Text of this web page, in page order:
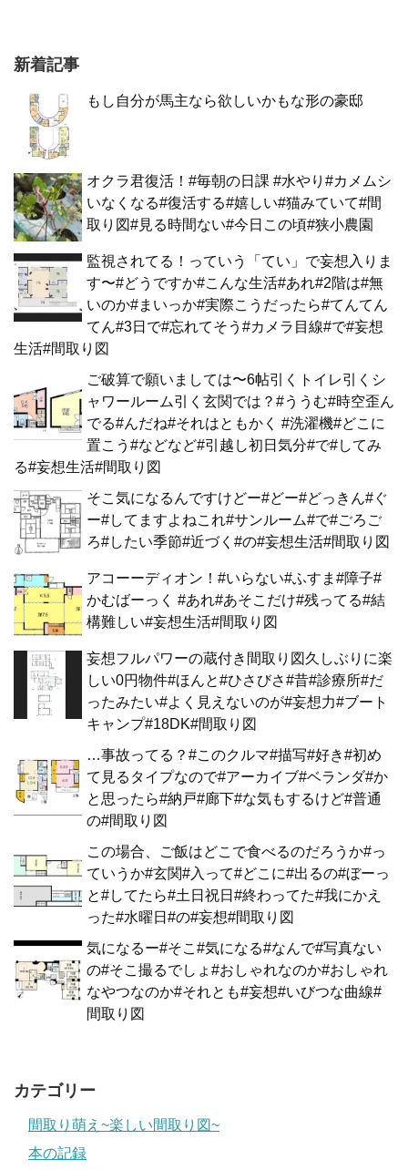
新着記事
もし自分が馬主なら欲しいかもな形の豪邸
オクラ君復活！#毎朝の日課 #水やり#カメムシ
いなくなる#復活する#嬉しい#猫みていて#間
取り図#見る時間ない#今日この頃#狭小農園
監視されてる！っていう「てい」で妄想入りま
す〜#どうですか#こんな生活#あれ#2階は#無
いのか#まいっか#実際こうだったら#てんてん
てん#3日で#忘れてそう#カメラ目線#で#妄想
生活#間取り図
ご破算で願いましては〜6帖引くトイレ引くシ
ャワールーム引く玄関では？#ううむ#時空歪ん
でる#んだね#それはともかく #洗濯機#どこに
置こう#などなど#引越し初日気分#で#してみ
る#妄想生活#間取り図
そこ気になるんですけどー#どー#どっきん#ぐ
ー#してますよねこれ#サンルーム#で#ごろご
ろ#したい季節#近づく#の#妄想生活#間取り図
アコーーディオン！#いらない#ふすま#障子#
かむばーっく #あれ#あそこだけ#残ってる#結
構難しい#妄想生活#間取り図
妄想フルパワーの蔵付き間取り図久しぶりに楽
しい0円物件#ほんと#ひさびさ#昔#診療所#だ
ったみたい#よく見えないのが#妄想力#ブート
キャンプ#18DK#間取り図
…事故ってる？#このクルマ#描写#好き#初め
て見るタイプなので#アーカイブ#ベランダ#か
と思ったら#納戸#廊下#な気もするけど#普通
の#間取り図
この場合、ご飯はどこで食べるのだろうか#っ
ていうか#玄関#入って#どこに#出るの#ぼーっ
と#してたら#土日祝日#終わってた#我にかえ
った#水曜日#の#妄想#間取り図
気になるー#そこ#気になる#なんで#写真ない
の#そこ撮るでしょ#おしゃれなのか#おしゃれ
なやつなのか#それとも#妄想#いびつな曲線#
間取り図
カテゴリー
間取り萌え~楽しい間取り図~
本の記録